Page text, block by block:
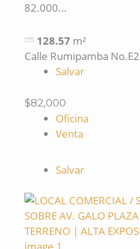
82.000...
128.57 m²
Calle Rumipamba
Salvar
$82,000
Oficina
Venta
Salvar